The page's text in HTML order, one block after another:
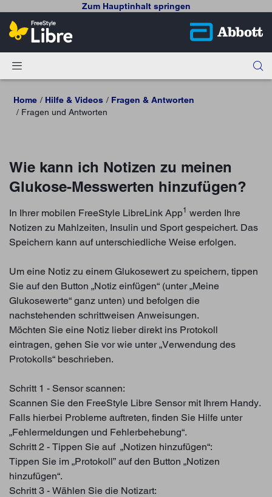
Zum Hauptinhalt springen
Home Hilfe & Videos
Fragen & Antworten
Fragen und Antworten
Wie kann ich Notizen zu meinen
Glukose-Messwerten hinzufügen?
In Ihrer mobilen FreeStyle LibreLink App1 werden Ihre
Notizen zu Mahlzeiten, Insulin und Sport gespeichert. Das
Speichern kann auf unterschiedliche Weise erfolgen.
Um eine Notiz zu einem Glukosewert zu speichern, tippen
Sie auf den Button „Notiz einfügen“ (unter „Meine
Glukosewerte“ ganz unten) und befolgen die
nachstehenden schrittweisen Anweisungen.
Möchten Sie eine Notiz lieber direkt ins Protokoll
eintragen, gehen Sie vor wie unter „Verwendung des
Protokolls“ beschrieben.
Schritt 1 - Sensor scannen:
Scannen Sie den FreeStyle Libre Sensor mit Ihrem Handy.
Falls hierbei Probleme auftreten, finden Sie Hilfe unter
„Fehlermeldungen und Fehlerbehebung“.
Schritt 2 - Tippen Sie auf „Notizen hinzufügen“:
Tippen Sie im „Protokoll” auf den Button „Notizen
hinzufügen“.
Schritt 3 - Wählen Sie die Notizart: